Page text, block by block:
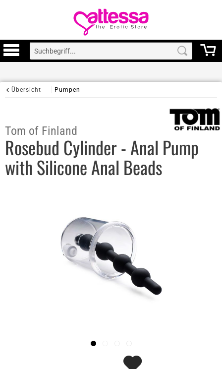
Übersicht Pumpen
Tom of Finland
Rosebud Cylinder - Anal Pump
with Silicone Anal Beads